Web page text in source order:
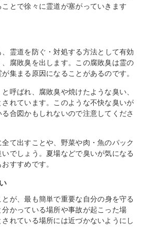
とで徐々に霊道が塞がっていきます
、霊道を防ぐ・対処する方法として有効
腐敗臭を出します。この腐敗臭は霊の
集まる原因になることがあるのです。
呼ばれ、腐敗臭や焼けたような臭い、
れています。このような不快な臭いが
合図かもしれないので注意してくださ
て出すことや、野菜や肉・魚のパック
でしょう。夏場などで臭いが気になる
すすめです。
とが、最も簡単で重要な自分の身を守る
かっている場所や事故が起こった場
れている場所には近づかないようにし